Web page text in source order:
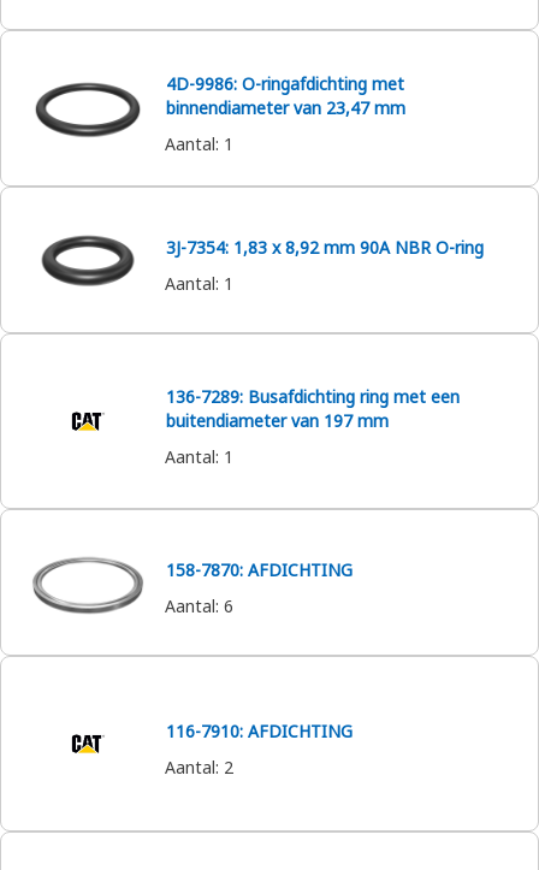
4D-9986: O-ringafdichting met
binnendiameter van 23,47 mm
Aantal: 1
3J-7354: 1,83 x 8,92 mm 90A NBR O-ring
Aantal: 1
136-7289: Busafdichting ring met een
buitendiameter van 197 mm
Aantal: 1
158-7870: AFDICHTING
Aantal: 6
116-7910: AFDICHTING
Aantal: 2